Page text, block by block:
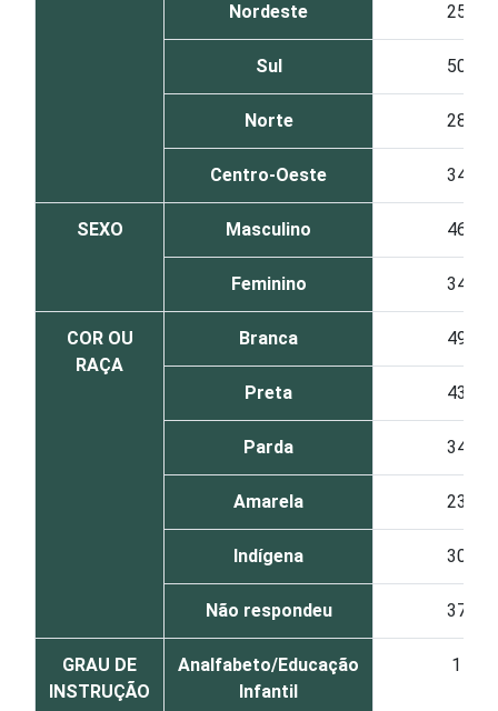
Nordeste 25
Sul 50
Norte 28
Centro-Oeste 34
SEXO Masculino 46
Feminino 34
COR OU
RAÇA
Branca 49
Preta 43
Parda 34
Amarela 23
Indígena 30
Não respondeu 37
GRAU DE
INSTRUÇÃO
Analfabeto/Educação
Infantil
1